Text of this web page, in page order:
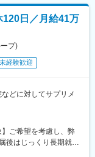
120日／月給41万
プ)
経験歓迎
どに対してサプリメ
】ご希望を考慮し、弊
後はじっくり長期就業
ません。※ご本人が